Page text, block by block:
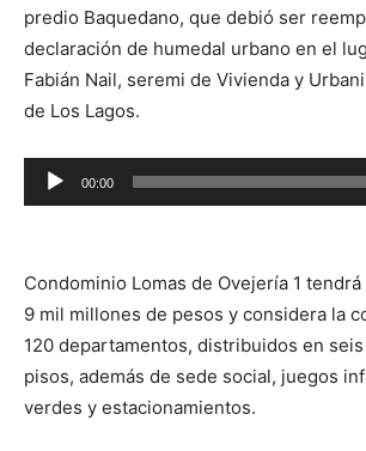
predio Baquedano, que debió ser
declaración de humedal urbano en el
Fabián Nail, seremi de Vivienda y
de Los Lagos.
Reproductor
00:00
Condominio Lomas de Ovejería 1
9 mil millones de pesos y considera la
120 departamentos, distribuidos en
pisos, además de sede social, juegos
verdes y estacionamientos.